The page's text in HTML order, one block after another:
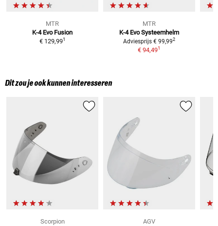
MTR
K-4 Evo Fusion
€ 129,991
MTR
K-4 Evo Systeemhelm
Adviesprijs € 99,992
€ 94,491
Dit zou je ook kunnen interesseren
Scorpion
AGV